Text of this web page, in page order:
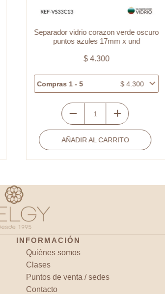
Separador vidrio corazon verde oscuro
puntos azules 17mm x und
$4.300
Compras 1 - 5 $ 4.300
Separador
vidrio
corazon
cantidad
AÑADIR AL CARRITO
INFORMACIÓN
Quiénes somos
Clases
Puntos de venta / sedes
Contacto